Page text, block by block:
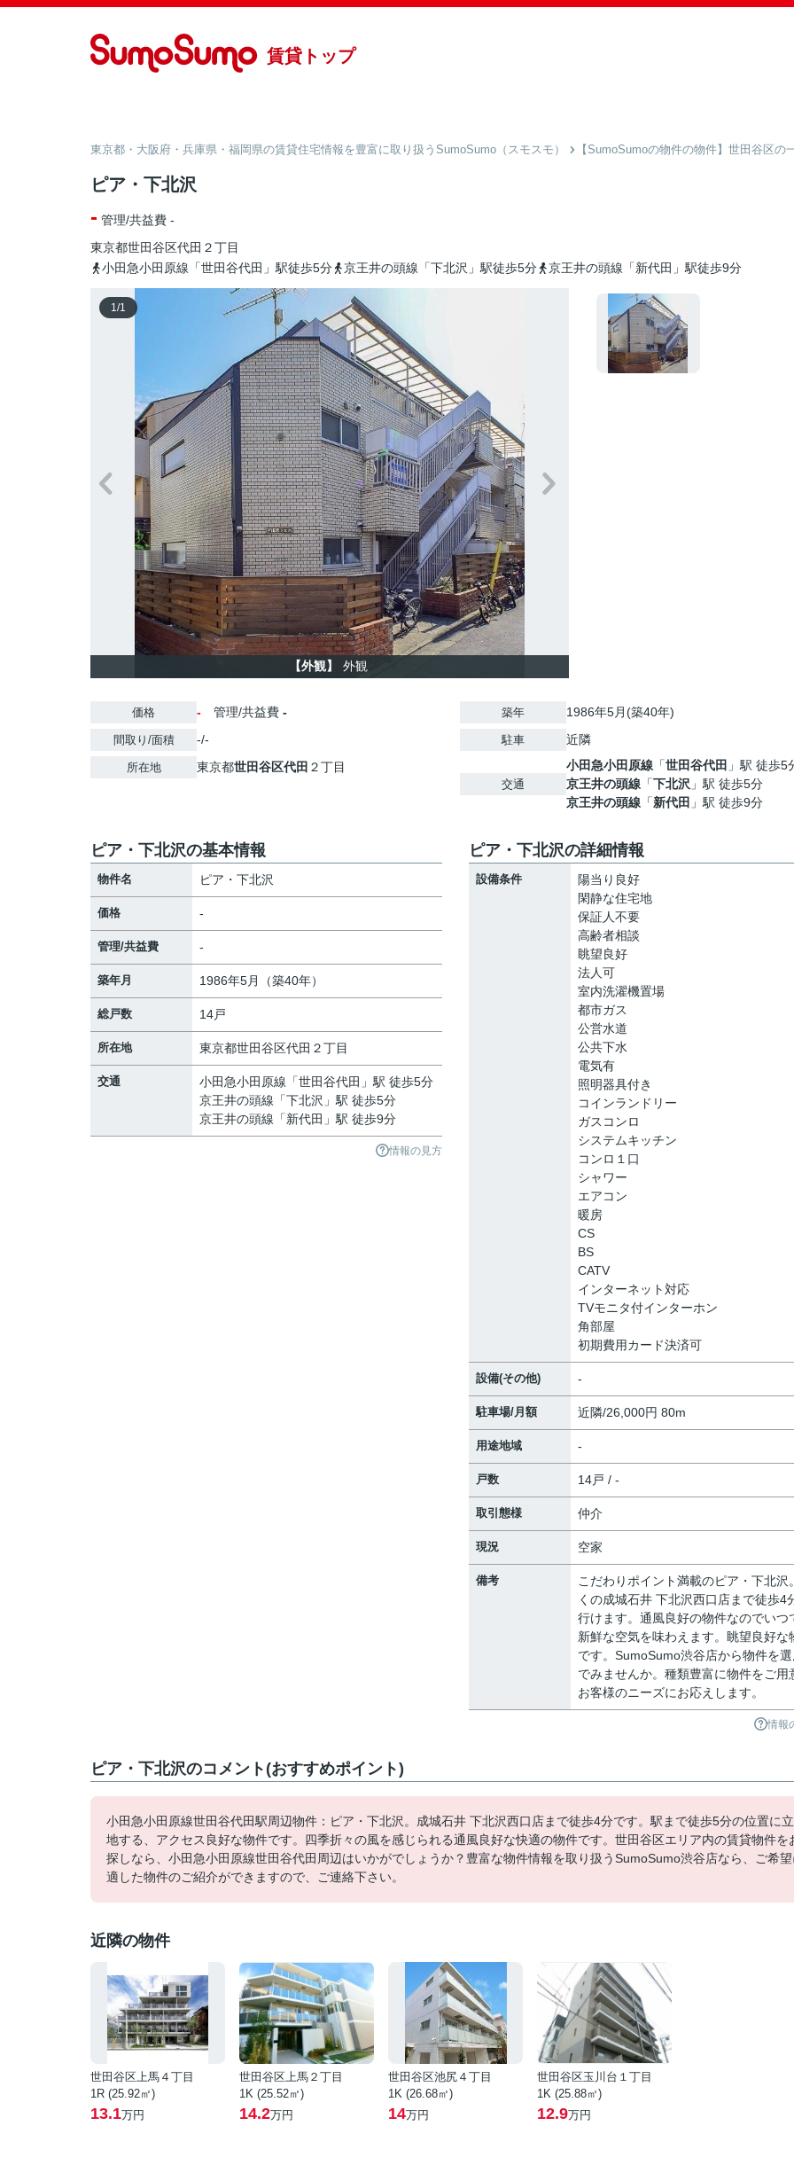
賃貸トップ
東京都・大阪府・兵庫県・福岡県の賃貸住宅情報を豊富に取り扱うSumoSumo（スモスモ） 【SumoSumoの物件の物件】世田谷区の
ピア・下北沢
- 管理/共益費 -
東京都世田谷区代田 ２丁目
小田急小田原線「世田谷代田」駅徒歩5分
京王井の頭線「下北沢」駅徒歩5分 京王井の頭線「新代田」駅徒歩9分
1/1
【外観】 外観
価格 - 管理/共益費 -
間取り/面積 -/-
所在地 東京都世田谷区代田 ２丁目
築年 1986年5月(築40年)
駐車 近隣
交通
小田急小田原線 「世田谷代田 」駅 徒歩5
京王井の頭線 「下北沢 」駅 徒歩5分
京王井の頭線 「新代田 」駅 徒歩9分
ピア・下北沢の基本情報
物件名 ピア・下北沢
価格 -
管理/共益費 -
築年月 1986年5月（築40年）
総戸数 14戸
所在地 東京都世田谷区代田 ２丁目
交通 小田急小田原線 「世田谷代田 」駅 徒歩5分
京王井の頭線 「下北沢 」駅 徒歩5分
京王井の頭線 「新代田 」駅 徒歩9分
情報の見方
ピア・下北沢の詳細情報
設備条件
陽当り良好
閑静な住宅地
保証人不要
高齢者相談
眺望良好
法人可
室内洗濯機置場
都市ガス
公営水道
公共下水
電気有
照明器具付き
コインランドリー
ガスコンロ
システムキッチン
コンロ１口
シャワー
エアコン
暖房
CS
BS
CATV
インターネット対応
TVモニタ付インターホン
角部屋
初期費用カード決済可
設備(その他) -
駐車場/月額 近隣/26,000円 80m
用途地域 -
戸数 14戸 / -
取引態様 仲介
現況 空家
備考
こだわりポイント満載のピア・下北沢
くの成城石井 下北沢西口店まで徒歩4
行けます。通風良好の物件なのでいつ
新鮮な空気を味わえます。眺望良好な
です。SumoSumo渋谷店から物件を
でみませんか。種類豊富に物件をご用
お客様のニーズにお応えします。
情報
ピア・下北沢のコメント(おすすめポイント)
小田急小田原線世田谷代田駅周辺物件：ピア・下北沢。成城石井 下北沢西口店まで徒歩4分です。駅まで徒歩5分の位置に立
地する、アクセス良好な物件です。四季折々の風を感じられる通風良好な快適の物件です。世田谷区エリア内の賃貸物件を
探しなら、小田急小田原線世田谷代田周辺はいかがでしょうか？豊富な物件情報を取り扱うSumoSumo渋谷店なら、ご希
適した物件のご紹介ができますので、ご連絡下さい。
近隣の物件
世田谷区上馬４丁目
1R (25.92㎡)
13.1万円
世田谷区上馬２丁目
1K (25.52㎡)
14.2万円
世田谷区池尻４丁目
1K (26.68㎡)
14万円
世田谷区玉川台１丁目
1K (25.88㎡)
12.9万円